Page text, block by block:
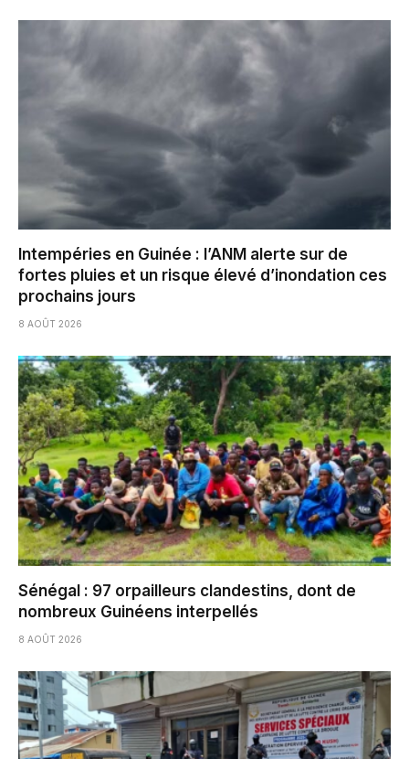
Intempéries en Guinée : l’ANM alerte sur de
fortes pluies et un risque élevé d’inondation ces
prochains jours
8 AOÛT 2026
Sénégal : 97 orpailleurs clandestins, dont de
nombreux Guinéens interpellés
8 AOÛT 2026